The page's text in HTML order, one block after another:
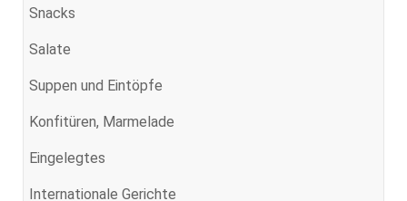
Snacks
Salate
Suppen und Eintöpfe
Konfitüren, Marmelade
Eingelegtes
Internationale Gerichte